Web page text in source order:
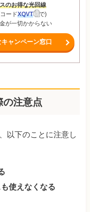
のお得な光回線
ードXQVT
で)
が一切かからない
ャンペーン窓口
の注意点
以下のことに注意し
使えなくなる